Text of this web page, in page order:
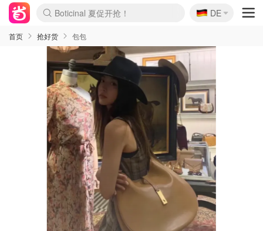
Boticinal 夏促开抢！
4折！lulu周四疯狂上新
还没结束！&OtherStories大促
Joybuy变相75折 随时失效
速领！Stanley独家85折
疑似霸哥！Camper额外叠85折
Zalando 奥莱闪促！每日更新
Moncler反季囤！5折起+叠9折
Coach Brooklyn仅€192
🇩🇪
DE
首页 抢好货 包包